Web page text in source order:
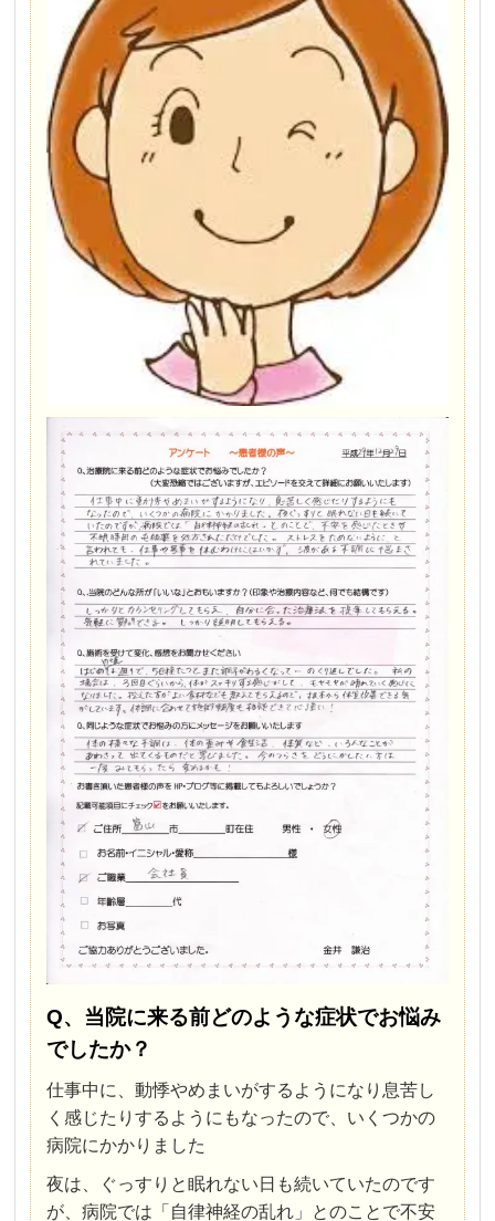
Q、当院に来る前どのような症状でお悩み
でしたか？
仕事中に、動悸やめまいがするようになり息苦し
く感じたりするようにもなったので、いくつかの
病院にかかりました
夜は、ぐっすりと眠れない日も続いていたのです
が、病院では「自律神経の乱れ」とのことで不安